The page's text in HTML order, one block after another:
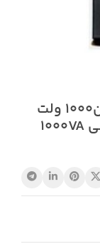
یوپی اس آلجا لاین اینتراکتیو توان1000 ولت
آمپر مدل PSK 1000Sبا باتری بیرونی 1000VA